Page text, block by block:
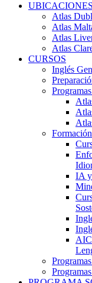
UBICACIONES
Atlas
Atlas
Atlas
Atlas
CURSOS
Inglés
IA y